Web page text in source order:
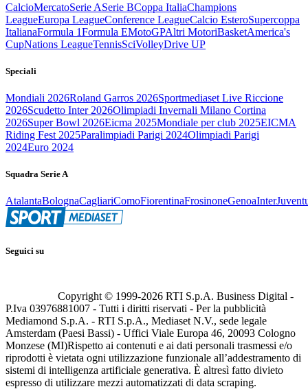
CalcioMercatoSerie ASerie BCoppa ItaliaChampions
LeagueEuropa LeagueConference LeagueCalcio EsteroSupercoppa
ItalianaFormula 1Formula EMotoGPAltri MotoriBasketAmerica's
CupNations LeagueTennisSciVolleyDrive UP
Speciali
Mondiali 2026Roland Garros 2026Sportmediaset Live Riccione
2026Scudetto Inter 2026Olimpiadi Invernali Milano Cortina
2026Super Bowl 2026Eicma 2025Mondiale per club 2025EICMA
Riding Fest 2025Paralimpiadi Parigi 2024Olimpiadi Parigi
2024Euro 2024
Squadra Serie A
AtalantaBolognaCagliariComoFiorentinaFrosinoneGenoaInter
Seguici su
Copyright © 1999-2026 RTI S.p.A. Business Digital -
P.Iva 03976881007 - Tutti i diritti riservati - Per la pubblicità
Mediamond S.p.A. - RTI S.p.A., Mediaset N.V., sede legale
Amsterdam (Paesi Bassi) - Uffici Viale Europa 46, 20093 Cologno
Monzese (MI)Rispetto ai contenuti e ai dati personali trasmessi e/o
riprodotti è vietata ogni utilizzazione funzionale all’addestramento di
sistemi di intelligenza artificiale generativa. È altresì fatto divieto
espresso di utilizzare mezzi automatizzati di data scraping.